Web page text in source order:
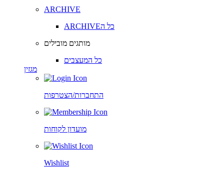
ARCHIVE
ARCHIVEכל ה
מותגים מובילים
כל המעצבים
מגזין
התחברות/הצטרפות
מועדון לקוחות
Wishlist